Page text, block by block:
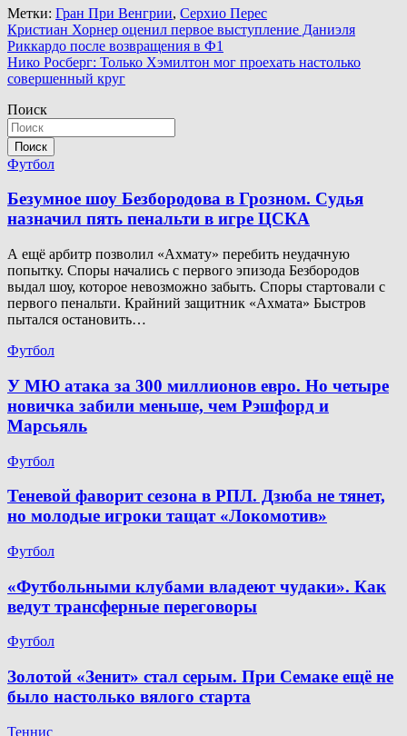
Метки: Гран При Венгрии, Серхио Перес
Навигация
по
записям
Кристиан Хорнер оценил первое выступление Даниэля
Риккардо после возвращения в Ф1
Нико Росберг: Только Хэмилтон мог проехать настолько
совершенный круг
Поиск
Поиск
Футбол
Безумное шоу Безбородова в Грозном. Судья
назначил пять пенальти в игре ЦСКА
А ещё арбитр позволил «Ахмату» перебить неудачную
попытку. Споры начались с первого эпизода Безбородов
выдал шоу, которое невозможно забыть. Споры стартовали с
первого пенальти. Крайний защитник «Ахмата» Быстров
пытался остановить…
Футбол
У МЮ атака за 300 миллионов евро. Но четыре
новичка забили меньше, чем Рэшфорд и
Марсьяль
Футбол
Теневой фаворит сезона в РПЛ. Дзюба не тянет,
но молодые игроки тащат «Локомотив»
Футбол
«Футбольными клубами владеют чудаки». Как
ведут трансферные переговоры
Футбол
Золотой «Зенит» стал серым. При Семаке ещё не
было настолько вялого старта
Теннис